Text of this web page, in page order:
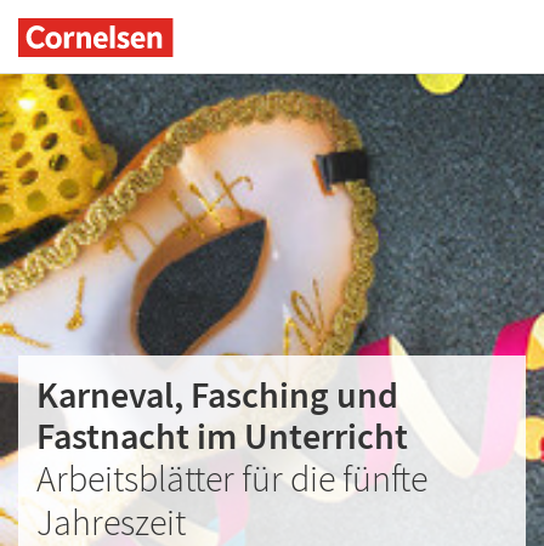
Karneval, Fasching und
Fastnacht im Unterricht
Arbeitsblätter für die fünfte
Jahreszeit